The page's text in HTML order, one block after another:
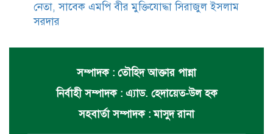
নেতা, সাবেক এমপি বীর মুক্তিযোদ্ধা সিরাজুল ইসলাম
সরদার
সম্পাদক : তৌহিদ আক্তার পান্না
নির্বাহী সম্পাদক : এ্যাড. হেদায়েত-উল হক
সহবার্তা সম্পাদক : মাসুদ রানা